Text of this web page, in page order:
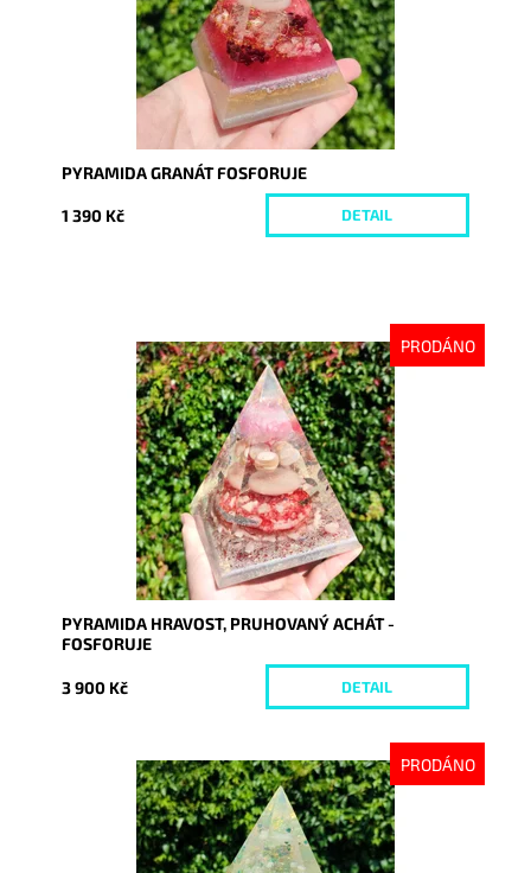
PYRAMIDA GRANÁT FOSFORUJE
1 390 Kč DETAIL
PRODÁNO
Dostupnost:
Vyprodáno
9212
PYRAMIDA HRAVOST, PRUHOVANÝ ACHÁT -
FOSFORUJE
3 900 Kč DETAIL
PRODÁNO
Dostupnost:
Vyprodáno
8715